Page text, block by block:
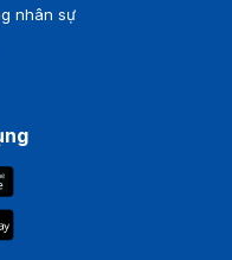
nhân sự